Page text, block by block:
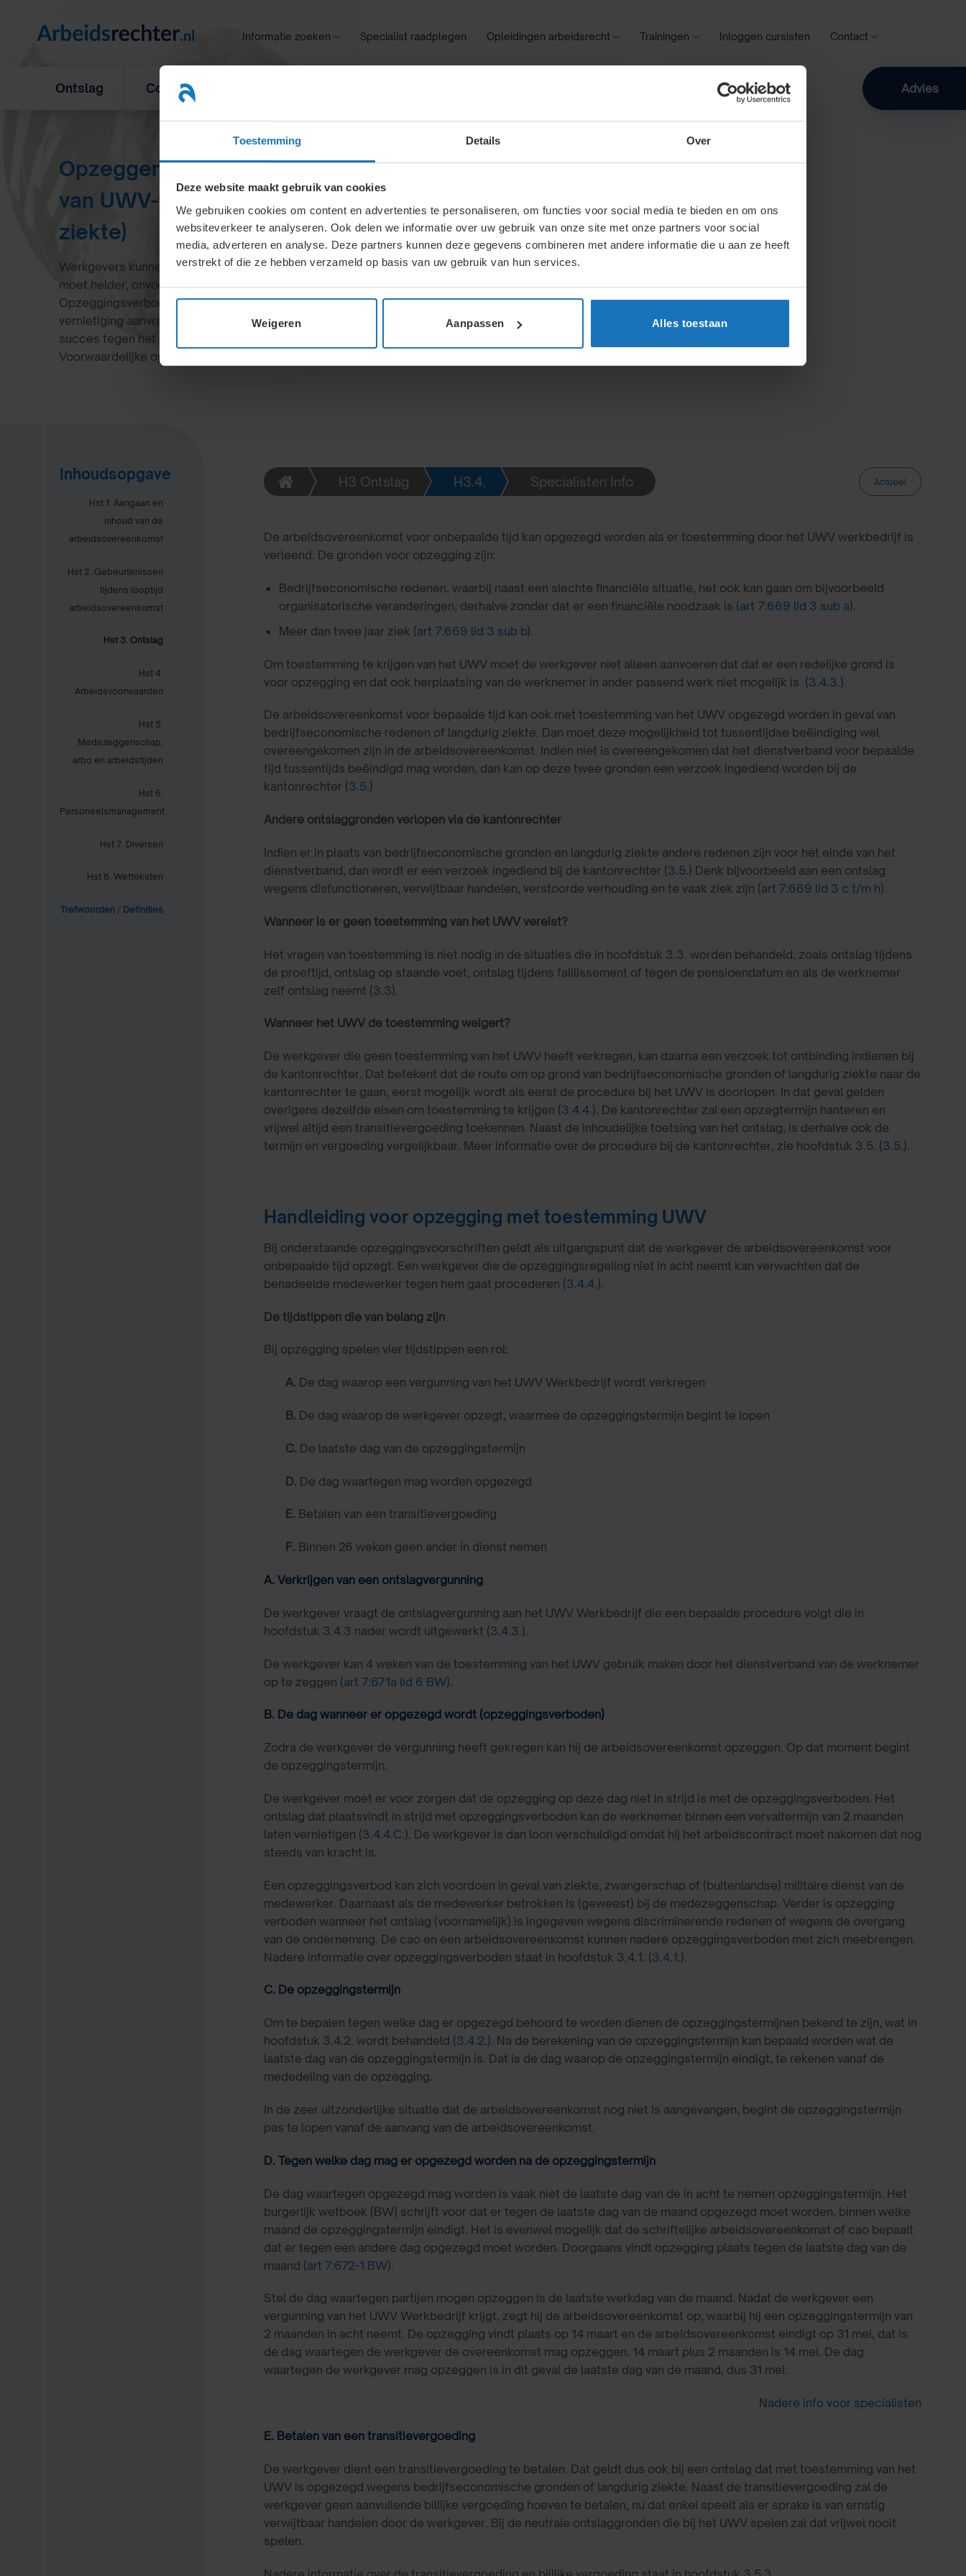
Toestemming Details Over
Deze website maakt gebruik van cookies
We gebruiken cookies om content en advertenties te personaliseren, om functies voor social media te bieden en om ons
websiteverkeer te analyseren. Ook delen we informatie over uw gebruik van onze site met onze partners voor social
media, adverteren en analyse. Deze partners kunnen deze gegevens combineren met andere informatie die u aan ze heeft
verstrekt of die ze hebben verzameld op basis van uw gebruik van hun services.
Weigeren Aanpassen Alles toestaan
Informatie zoeken Specialist raadplegen Opleidingen arbeidsrecht Trainingen Inloggen cursisten Contact
Ontslag Concurrentiebeding Zoeken Advies
Opzeggen arbeidsovereenkomst met een vergunning
van UWV-werkbedrijf (bedrijfseconomisch / langdurig
ziekte)
Werkgevers kunnen opzeggen met een UWV-vergunning. Opzegging
moet helder, onvoorwaardelijk en correct worden gecommuniceerd.
Opzeggingsverboden en termijnen gelden. Medewerkers kunnen
vernietiging aanvragen als toestemming ontbreekt of herstel als ze met
succes tegen het oordeel bij de kantonrechter in beroep gaan.
Voorwaardelijke opzegging is toegestaan, mits niet reeds in werking.
Inhoudsopgave
Hst 1. Aangaan en
inhoud van de
arbeidsovereenkomst
Hst 2. Gebeurtenissen
tijdens looptijd
arbeidsovereenkomst
Hst 3. Ontslag
Hst 4.
Arbeidsvoorwaarden
Hst 5.
Medezeggenschap,
arbo en arbeidstijden
Hst 6.
Personeelsmanagement
Hst 7. Diversen
Hst 8. Wetteksten
Trefwoorden / Definities
H3 Ontslag H3.4. Specialisten Info Actueel
De arbeidsovereenkomst voor onbepaalde tijd kan opgezegd worden als er toestemming door het UWV werkbedrijf is
verleend. De gronden voor opzegging zijn:
Bedrijfseconomische redenen, waarbij naast een slechte financiële situatie, het ook kan gaan om bijvoorbeeld
organisatorische veranderingen, derhalve zonder dat er een financiële noodzaak is (art 7:669 lid 3 sub a).
Meer dan twee jaar ziek (art 7:669 lid 3 sub b).
Om toestemming te krijgen van het UWV moet de werkgever niet alleen aanvoeren dat dat er een redelijke grond is
voor opzegging en dat ook herplaatsing van de werknemer in ander passend werk niet mogelijk is (3.4.3.).
De arbeidsovereenkomst voor bepaalde tijd kan ook met toestemming van het UWV opgezegd worden in geval van
bedrijfseconomische redenen of langdurig ziekte. Dan moet deze mogelijkheid tot tussentijdse beëindiging wel
overeengekomen zijn in de arbeidsovereenkomst. Indien niet is overeengekomen dat het dienstverband voor bepaalde
tijd tussentijds beëindigd mag worden, dan kan op deze twee gronden een verzoek ingediend worden bij de
kantonrechter (3.5.)
Andere ontslaggronden verlopen via de kantonrechter
Indien er in plaats van bedrijfseconomische gronden en langdurig ziekte andere redenen zijn voor het einde van het
dienstverband, dan wordt er een verzoek ingediend bij de kantonrechter (3.5.) Denk bijvoorbeeld aan een ontslag
wegens disfunctioneren, verwijtbaar handelen, verstoorde verhouding en te vaak ziek zijn (art 7:669 lid 3 c t/m h).
Wanneer is er geen toestemming van het UWV vereist?
Het vragen van toestemming is niet nodig in de situaties die in hoofdstuk 3.3. worden behandeld, zoals ontslag tijdens
de proeftijd, ontslag op staande voet, ontslag tijdens faillissement of tegen de pensioendatum en als de werknemer
zelf ontslag neemt (3.3).
Wanneer het UWV de toestemming weigert?
De werkgever die geen toestemming van het UWV heeft verkregen, kan daarna een verzoek tot ontbinding indienen bij
de kantonrechter. Dat betekent dat de route om op grond van bedrijfseconomische gronden of langdurig ziekte naar de
kantonrechter te gaan, eerst mogelijk wordt als eerst de procedure bij het UWV is doorlopen. In dat geval gelden
overigens dezelfde eisen om toestemming te krijgen (3.4.4.). De kantonrechter zal een opzegtermijn hanteren en
vrijwel altijd een transitievergoeding toekennen. Naast de inhoudelijke toetsing van het ontslag, is derhalve ook de
termijn en vergoeding vergelijkbaar. Meer informatie over de procedure bij de kantonrechter, zie hoofdstuk 3.5. (3.5.).
Handleiding voor opzegging met toestemming UWV
Bij onderstaande opzeggingsvoorschriften geldt als uitgangspunt dat de werkgever de arbeidsovereenkomst voor
onbepaalde tijd opzegt. Een werkgever die de opzeggingsregeling niet in acht neemt kan verwachten dat de
benadeelde medewerker tegen hem gaat procederen (3.4.4.).
De tijdstippen die van belang zijn
Bij opzegging spelen vier tijdstippen een rol:
A. De dag waarop een vergunning van het UWV Werkbedrijf wordt verkregen
B. De dag waarop de werkgever opzegt, waarmee de opzeggingstermijn begint te lopen
C. De laatste dag van de opzeggingstermijn
D. De dag waartegen mag worden opgezegd
E. Betalen van een transitievergoeding
F. Binnen 26 weken geen ander in dienst nemen
A. Verkrijgen van een ontslagvergunning
De werkgever vraagt de ontslagvergunning aan het UWV Werkbedrijf die een bepaalde procedure volgt die in
hoofdstuk 3.4.3 nader wordt uitgewerkt (3.4.3.).
De werkgever kan 4 weken van de toestemming van het UWV gebruik maken door het dienstverband van de werknemer
op te zeggen (art 7:671a lid 6 BW).
B. De dag wanneer er opgezegd wordt (opzeggingsverboden)
Zodra de werkgever de vergunning heeft gekregen kan hij de arbeidsovereenkomst opzeggen. Op dat moment begint
de opzeggingstermijn.
De werkgever moet er voor zorgen dat de opzegging op deze dag niet in strijd is met de opzeggingsverboden. Het
ontslag dat plaatsvindt in strijd met opzeggingsverboden kan de werknemer binnen een vervaltermijn van 2 maanden
laten vernietigen (3.4.4.C.). De werkgever is dan loon verschuldigd omdat hij het arbeidscontract moet nakomen dat nog
steeds van kracht is.
Een opzeggingsverbod kan zich voordoen in geval van ziekte, zwangerschap of (buitenlandse) militaire dienst van de
medewerker. Daarnaast als de medewerker betrokken is (geweest) bij de medezeggenschap. Verder is opzegging
verboden wanneer het ontslag (voornamelijk) is ingegeven wegens discriminerende redenen of wegens de overgang
van de onderneming. De cao en een arbeidsovereenkomst kunnen nadere opzeggingsverboden met zich meebrengen.
Nadere informatie over opzeggingsverboden staat in hoofdstuk 3.4.1. (3.4.1.).
C. De opzeggingstermijn
Om te bepalen tegen welke dag er opgezegd behoord te worden dienen de opzeggingstermijnen bekend te zijn, wat in
hoofdstuk 3.4.2. wordt behandeld (3.4.2.). Na de berekening van de opzeggingstermijn kan bepaald worden wat de
laatste dag van de opzeggingstermijn is. Dat is de dag waarop de opzeggingstermijn eindigt, te rekenen vanaf de
mededeling van de opzegging.
In de zeer uitzonderlijke situatie dat de arbeidsovereenkomst nog niet is aangevangen, begint de opzeggingstermijn
pas te lopen vanaf de aanvang van de arbeidsovereenkomst.
D. Tegen welke dag mag er opgezegd worden na de opzeggingstermijn
De dag waartegen opgezegd mag worden is vaak niet de laatste dag van de in acht te nemen opzeggingstermijn. Het
burgerlijk wetboek (BW) schrijft voor dat er tegen de laatste dag van de maand opgezegd moet worden, binnen welke
maand de opzeggingstermijn eindigt. Het is evenwel mogelijk dat de schriftelijke arbeidsovereenkomst of cao bepaalt
dat er tegen een andere dag opgezegd moet worden. Doorgaans vindt opzegging plaats tegen de laatste dag van de
maand (art 7:672-1 BW).
Stel de dag waartegen partijen mogen opzeggen is de laatste werkdag van de maand. Nadat de werkgever een
vergunning van het UWV Werkbedrijf krijgt, zegt hij de arbeidsovereenkomst op, waarbij hij een opzeggingstermijn van
2 maanden in acht neemt. De opzegging vindt plaats op 14 maart en de arbeidsovereenkomst eindigt op 31 mei, dat is
de dag waartegen de werkgever de overeenkomst mag opzeggen. 14 maart plus 2 maanden is 14 mei. De dag
waartegen de werkgever mag opzeggen is in dit geval de laatste dag van de maand, dus 31 mei.
Nadere info voor specialisten
E. Betalen van een transitievergoeding
De werkgever dient een transitievergoeding te betalen. Dat geldt dus ook bij een ontslag dat met toestemming van het
UWV is opgezegd wegens bedrijfseconomische gronden of langdurig ziekte. Naast de transitievergoeding zal de
werkgever geen aanvullende billijke vergoeding hoeven te betalen, nu dat enkel speelt als er sprake is van ernstig
verwijtbaar handelen door de werkgever. Bij de neutrale ontslaggronden die bij het UWV spelen zal dat vrijwel nooit
spelen.